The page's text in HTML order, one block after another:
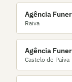
Agência
Raiva
Agência
Castelo de Paiva